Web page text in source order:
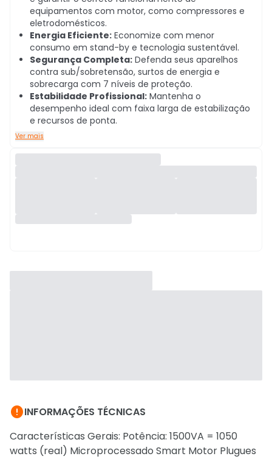
equipamentos com motor, como compressores e
eletrodomésticos.
Energia Eficiente: Economize com menor
consumo em stand-by e tecnologia sustentável.
Segurança Completa: Defenda seus aparelhos
contra sub/sobretensão, surtos de energia e
sobrecarga com 7 níveis de proteção.
Estabilidade Profissional: Mantenha o
desempenho ideal com faixa larga de estabilização
e recursos de ponta.
Ver mais
INFORMAÇÕES TÉCNICAS
Características Gerais: Potência: 1500VA = 1050
watts (real) Microprocessado Smart Motor Plugues